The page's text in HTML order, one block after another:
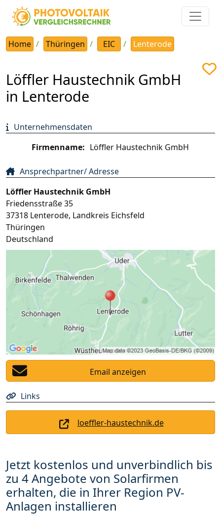
Home Thüringen EIC Lenterode
Löffler Haustechnik GmbH
in Lenterode
Unternehmensdaten
Firmenname: Löffler Haustechnik GmbH
Ansprechpartner/ Adresse
Löffler Haustechnik GmbH
Friedensstraße 35
37318 Lenterode, Landkreis Eichsfeld
Thüringen
Deutschland
Email anzeigen
Links
loeffler-haustechnik.de
Jetzt kostenlos und unverbindlich bis
zu 4 Angebote von Solarfirmen
erhalten, die in Ihrer Region PV-
Anlagen installieren